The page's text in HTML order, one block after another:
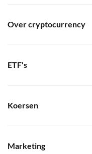
Over cryptocurrency
ETF's
Koersen
Marketing